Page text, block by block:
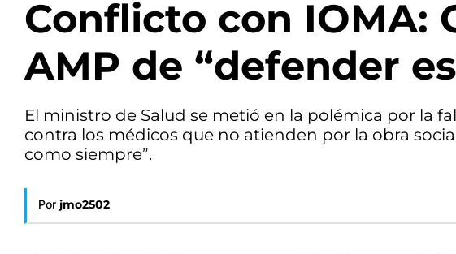
Conflicto con IOMA:
AMP de “defender
El ministro de Salud se metió en la polémica por la
contra los médicos que no atienden por la obra
como siempre”.
Por jmo2502